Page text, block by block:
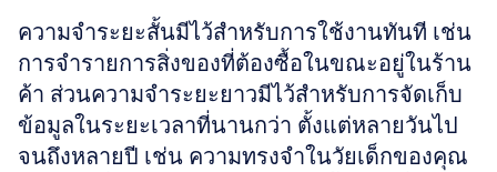
ความจำระยะสั้นมีไว้สำหรับการใช้งานทันที เช่น
การจำรายการสิ่งของที่ต้องซื้อในขณะอยู่ในร้าน
ค้า ส่วนความจำระยะยาวมีไว้สำหรับการจัดเก็บ
ข้อมูลในระยะเวลาที่นานกว่า ตั้งแต่หลายวันไป
จนถึงหลายปี เช่น ความทรงจำในวัยเด็กของคุณ